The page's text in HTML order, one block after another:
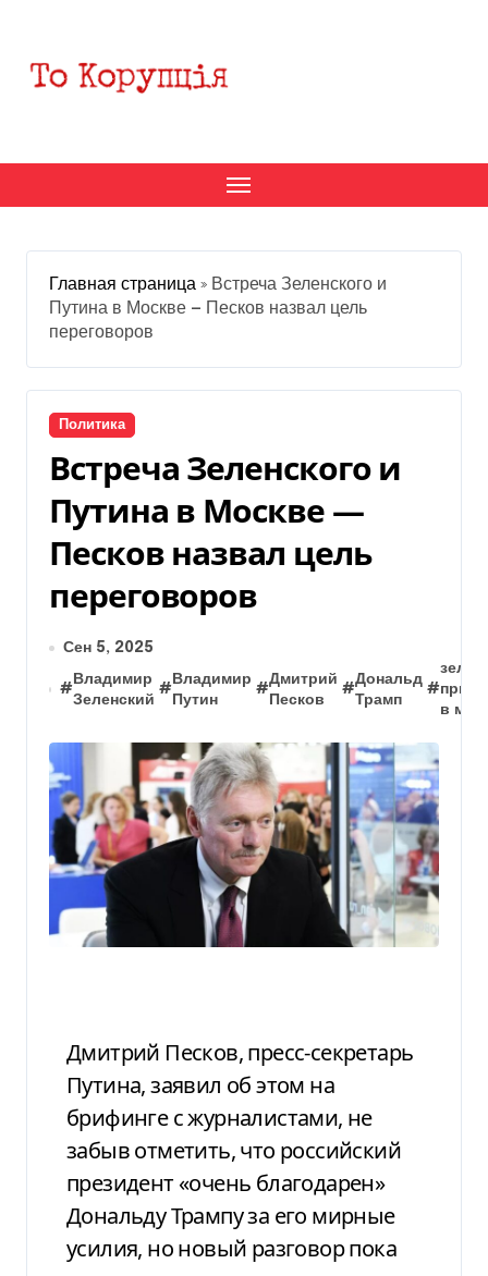
содержанию
Главная страница » Встреча Зеленского и
Путина в Москве — Песков назвал цель
переговоров
Политика
Встреча Зеленского и
Путина в Москве —
Песков назвал цель
переговоров
Сен 5, 2025
#
Владимир
Зеленский
#
Владимир
Путин
#
Дмитрий
Песков
#
Дональд
Трамп
#
в
Дмитрий Песков, пресс-секретарь
Путина, заявил об этом на
брифинге с журналистами, не
забыв отметить, что российский
президент «очень благодарен»
Дональду Трампу за его мирные
усилия, но новый разговор пока